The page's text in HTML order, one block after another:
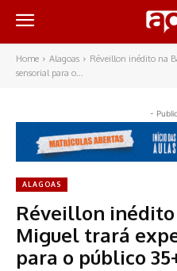
Home Alagoas
Réveillon inédito na
sensorial para o...
-
ALAGOAS
Réveillon inédito
Miguel trará
para o público